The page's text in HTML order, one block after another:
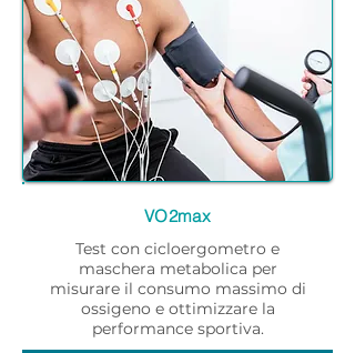
VO2max
Test con cicloergometro e
maschera metabolica per
misurare il consumo massimo di
ossigeno e ottimizzare la
performance sportiva.